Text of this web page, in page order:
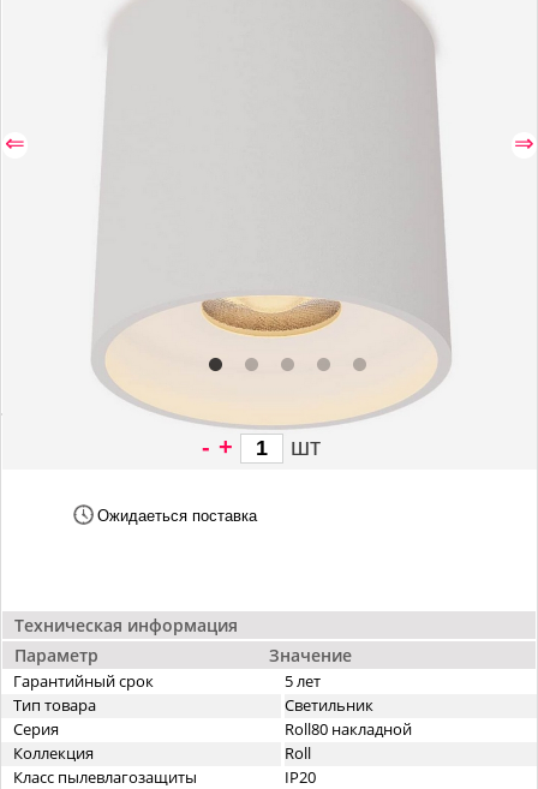
⇐ ⇒
Техническая информация
Параметр
Значение
Гарантийный срок
5 лет
Тип товара
Светильник
Серия
Roll80 накладной
Коллекция
Roll
Класс пылевлагозащиты
IP20
- + шт
Ожидаеться поставка